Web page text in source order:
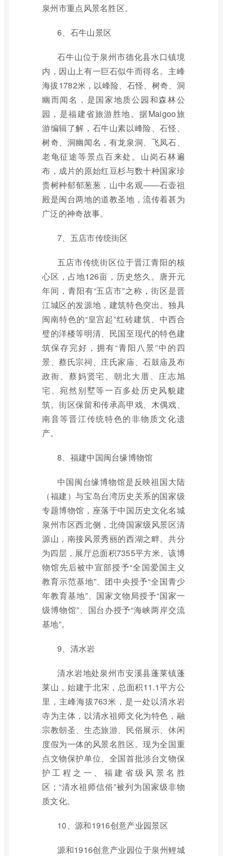
泉州市重点风景名胜区。
6、石牛山景区
石牛山位于泉州市德化县水口镇境
内，因山上有一巨石似牛而得名。主峰
海拔1782米，以峰险、石怪、树奇、洞
幽而闻名，是国家地质公园和森林公
园，是福建省旅游胜地。据Maigoo旅
游编辑了解，石牛山素以峰险、石怪、
树奇、洞幽闻名，有龙泉洞、飞凤石、
老龟征途等景点百来处。山岗石林遍
布，成片的原始红豆杉与数十种国家珍
贵树种郁郁葱葱，山中名观——石壶祖
殿是闽台两地的道教圣地，流传着甚为
广泛的神奇故事。
7、五店市传统街区
五店市传统街区位于晋江青阳的核
心区，占地126亩，历史悠久。唐开元
年间，青阳有“五店市”之称，街区是晋
江城区的发源地，建筑特色突出。独具
闽南特色的“皇宫起”红砖建筑、中西合
璧的洋楼等明清、民国至现代的特色建
筑保存完好，拥有“青阳八景”中的四
景、蔡氏宗祠、庄氏家庙、石鼓庙及布
政衙、蔡妈贤宅、朝北大厝、庄志旭
宅、宛然别墅等一百多处历史风貌建
筑。街区保留和传承高甲戏、木偶戏、
南音等晋江传统特色的非物质文化遗
产。
8、福建中国闽台缘博物馆
中国闽台缘博物馆是反映祖国大陆
（福建）与宝岛台湾历史关系的国家级
专题博物馆，座落于中国历史文化名城
泉州市区西北侧，北倚国家级风景区清
源山，南接风景秀丽的西湖之畔。共分
为四层，展厅总面积7355平方米。该博
物馆先后被中宣部授予“全国爱国主义
教育示范基地”、团中央授予“全国青少
年教育基地”、国家文物局授予“国家一
级博物馆”、国台办授予“海峡两岸交流
基地”。
9、清水岩
清水岩地处泉州市安溪县蓬莱镇蓬
莱山，始建于北宋，总面积11.1平方公
里，主峰海拔763米，是一处以清水岩
寺为主体，以清水祖师文化为特色，融
宗教朝圣、生态旅游、民俗展示、休闲
度假为一体的风景名胜区。现为全国重
点文物保护单位、全国首批涉台文物保
护工程之一、福建省级风景名胜
区；“清水祖师信俗”被列为国家级非物
质文化。
10、源和1916创意产业园景区
源和1916创意产业园位于泉州鲤城